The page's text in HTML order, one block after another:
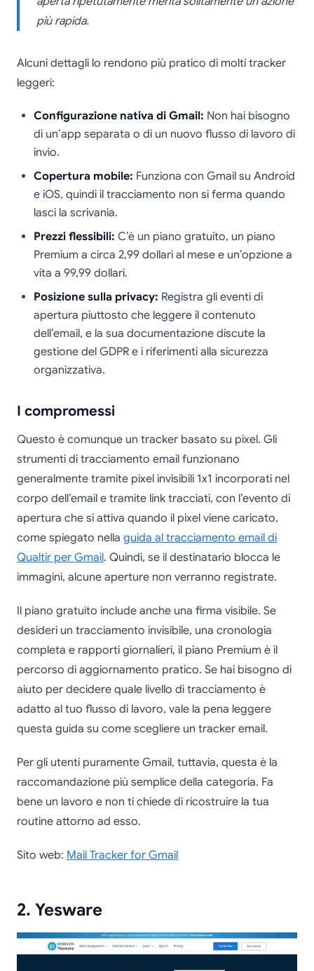
più rapida.
Alcuni dettagli lo rendono più pratico di molti tracker
leggeri:
Configurazione nativa di Gmail: Non hai bisogno
di un’app separata o di un nuovo flusso di lavoro di
invio.
Copertura mobile: Funziona con Gmail su Android
e iOS, quindi il tracciamento non si ferma quando
lasci la scrivania.
Prezzi flessibili: C’è un piano gratuito, un piano
Premium a circa 2,99 dollari al mese e un’opzione a
vita a 99,99 dollari.
Posizione sulla privacy: Registra gli eventi di
apertura piuttosto che leggere il contenuto
dell’email, e la sua documentazione discute la
gestione del GDPR e i riferimenti alla sicurezza
organizzativa.
I compromessi
Questo è comunque un tracker basato su pixel. Gli
strumenti di tracciamento email funzionano
generalmente tramite pixel invisibili 1x1 incorporati nel
corpo dell’email e tramite link tracciati, con l’evento di
apertura che si attiva quando il pixel viene caricato,
come spiegato nella guida al tracciamento email di
Qualtir per Gmail. Quindi, se il destinatario blocca le
immagini, alcune aperture non verranno registrate.
Il piano gratuito include anche una firma visibile. Se
desideri un tracciamento invisibile, una cronologia
completa e rapporti giornalieri, il piano Premium è il
percorso di aggiornamento pratico. Se hai bisogno di
aiuto per decidere quale livello di tracciamento è
adatto al tuo flusso di lavoro, vale la pena leggere
questa guida su come scegliere un tracker email.
Per gli utenti puramente Gmail, tuttavia, questa è la
raccomandazione più semplice della categoria. Fa
bene un lavoro e non ti chiede di ricostruire la tua
routine attorno ad esso.
Sito web: Mail Tracker for Gmail
2. Yesware